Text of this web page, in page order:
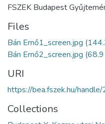
FSZEK Budapest
Files
Bán Ernő1_screen.jpg
Bán Ernő2_screen.jpg
URI
https://bea.fszek.hu/
Collections